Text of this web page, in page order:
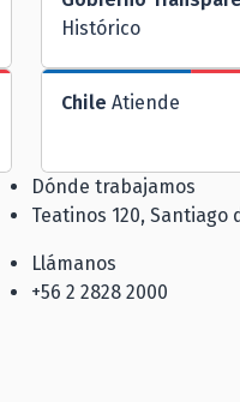
Histórico
Chile Atiende
Dónde trabajamos
Teatinos 120, Santiago
Llámanos
+56 2 2828 2000